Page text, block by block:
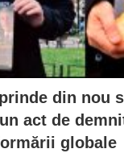
din nou
act de
globale